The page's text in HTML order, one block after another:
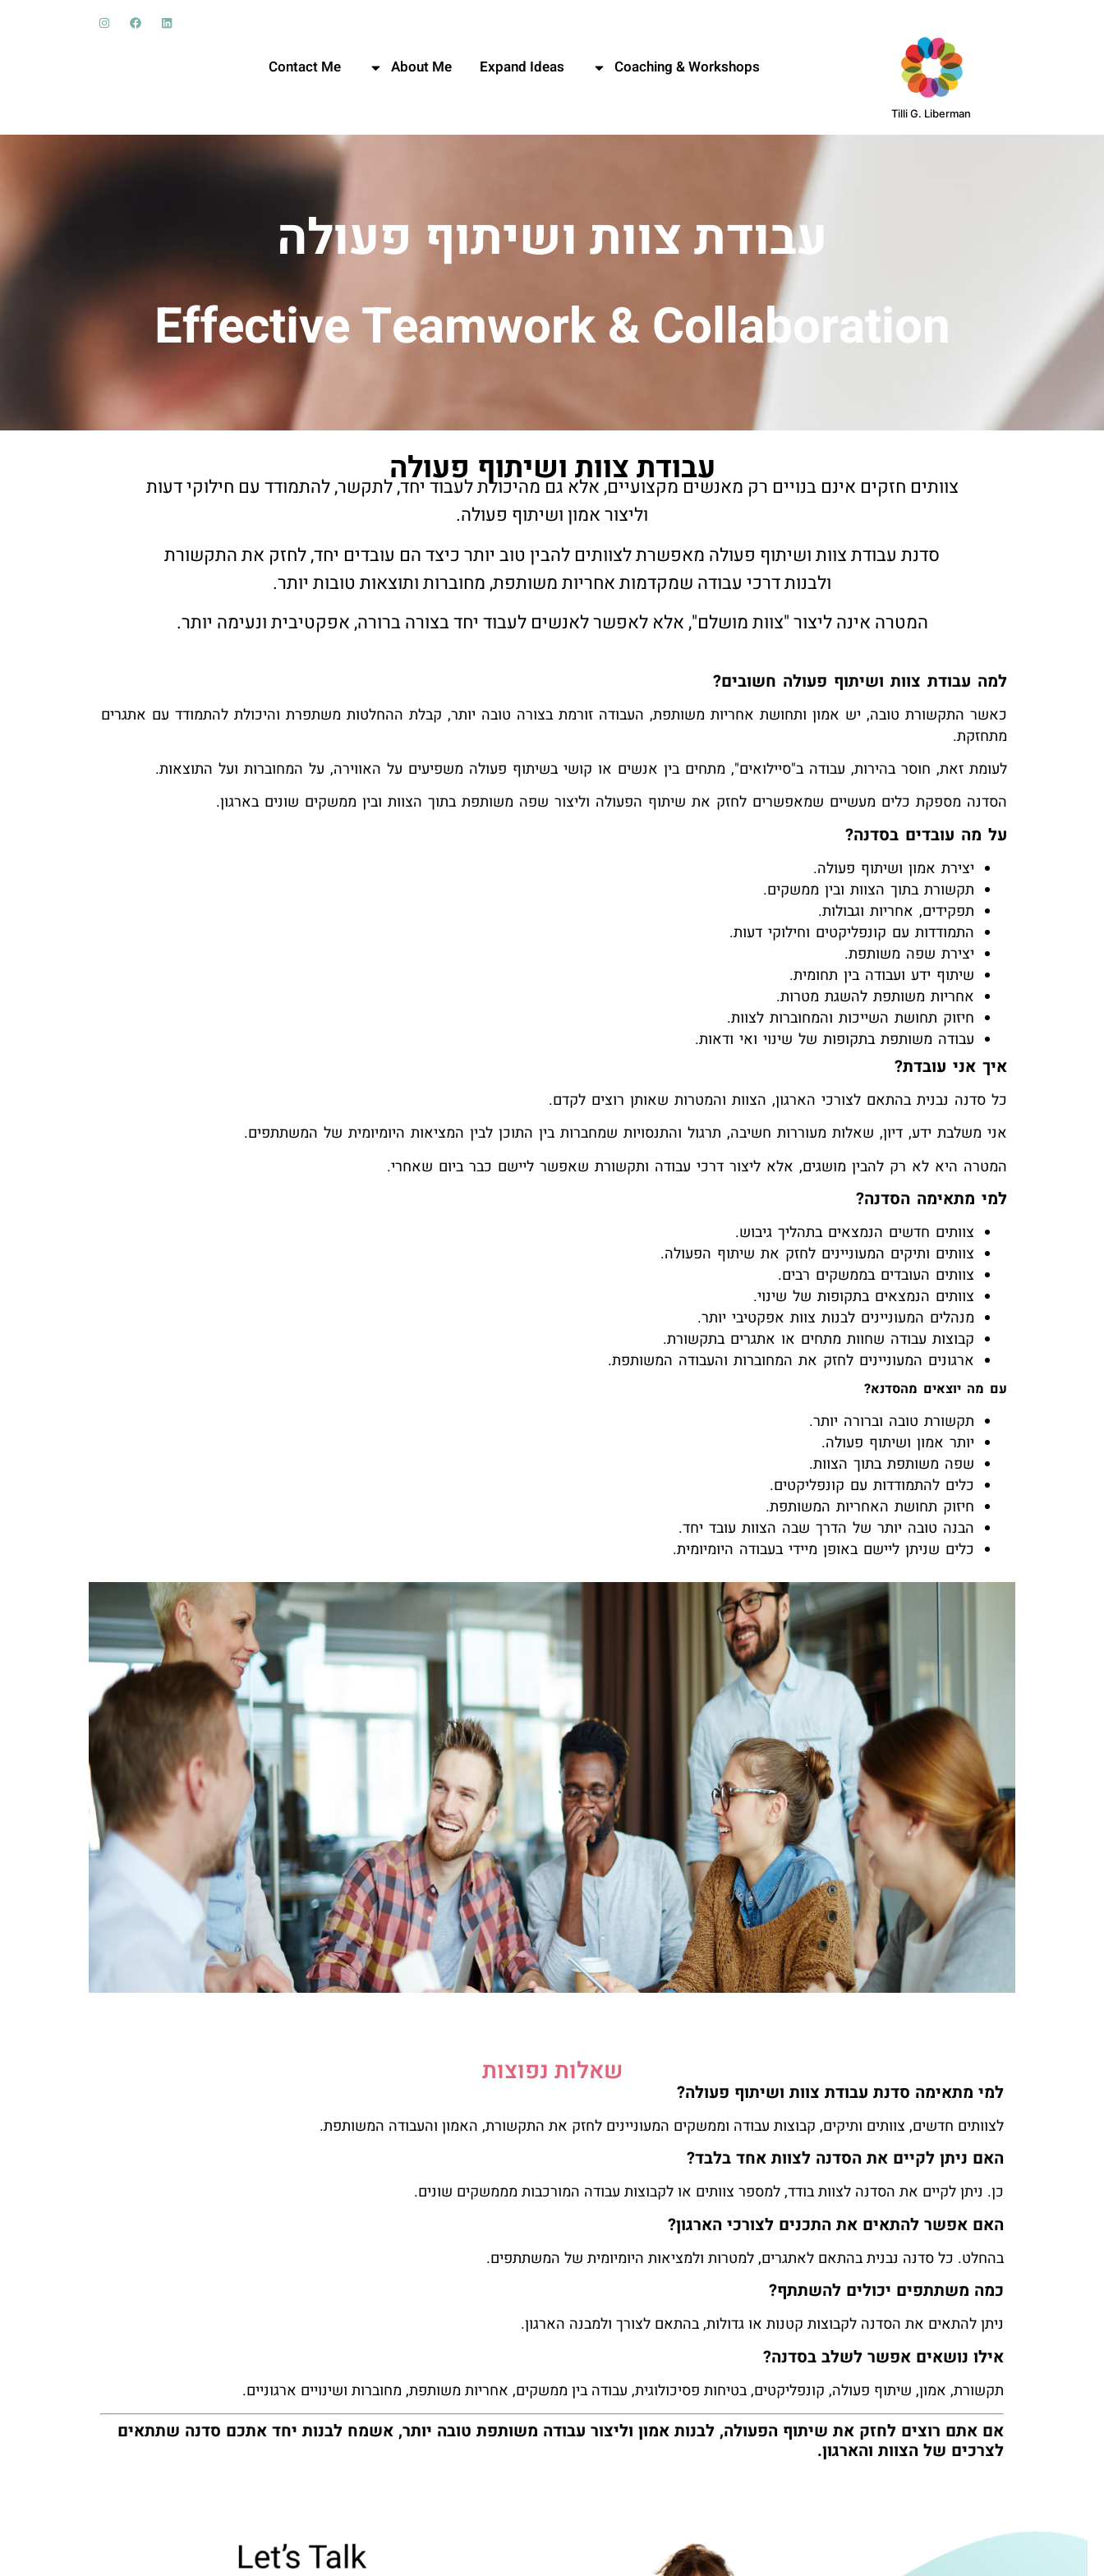
Tilli G. Liberman
Coaching & Workshops
Expand Ideas
About Me
Contact Me
עבודת צוות ושיתוף פעולה
Effective Teamwork & Collaboration
עבודת צוות ושיתוף פעולה
צוותים חזקים אינם בנויים רק מאנשים מקצועיים, אלא גם מהיכולת לעבוד יחד, לתקשר, להתמודד עם חילוקי דעות
וליצור אמון ושיתוף פעולה.
סדנת עבודת צוות ושיתוף פעולה מאפשרת לצוותים להבין טוב יותר כיצד הם עובדים יחד, לחזק את התקשורת
ולבנות דרכי עבודה שמקדמות אחריות משותפת, מחוברות ותוצאות טובות יותר.
המטרה אינה ליצור "צוות מושלם", אלא לאפשר לאנשים לעבוד יחד בצורה ברורה, אפקטיבית ונעימה יותר.
למה עבודת צוות ושיתוף פעולה חשובים?
כאשר התקשורת טובה, יש אמון ותחושת אחריות משותפת, העבודה זורמת בצורה טובה יותר, קבלת ההחלטות משתפרת והיכולת להתמודד עם אתגרים
מתחזקת.
לעומת זאת, חוסר בהירות, עבודה ב"סיילואים", מתחים בין אנשים או קושי בשיתוף פעולה משפיעים על האווירה, על המחוברות ועל התוצאות.
הסדנה מספקת כלים מעשיים שמאפשרים לחזק את שיתוף הפעולה וליצור שפה משותפת בתוך הצוות ובין ממשקים שונים בארגון.
על מה עובדים בסדנה?
יצירת אמון ושיתוף פעולה.
תקשורת בתוך הצוות ובין ממשקים.
תפקידים, אחריות וגבולות.
התמודדות עם קונפליקטים וחילוקי דעות.
יצירת שפה משותפת.
שיתוף ידע ועבודה בין תחומית.
אחריות משותפת להשגת מטרות.
חיזוק תחושת השייכות והמחוברות לצוות.
עבודה משותפת בתקופות של שינוי ואי ודאות.
איך אני עובדת?
כל סדנה נבנית בהתאם לצורכי הארגון, הצוות והמטרות שאותן רוצים לקדם.
אני משלבת ידע, דיון, שאלות מעוררות חשיבה, תרגול והתנסויות שמחברות בין התוכן לבין המציאות היומיומית של המשתתפים.
המטרה היא לא רק להבין מושגים, אלא ליצור דרכי עבודה ותקשורת שאפשר ליישם כבר ביום שאחרי.
למי מתאימה הסדנה?
צוותים חדשים הנמצאים בתהליך גיבוש.
צוותים ותיקים המעוניינים לחזק את שיתוף הפעולה.
צוותים העובדים בממשקים רבים.
צוותים הנמצאים בתקופות של שינוי.
מנהלים המעוניינים לבנות צוות אפקטיבי יותר.
קבוצות עבודה שחוות מתחים או אתגרים בתקשורת.
ארגונים המעוניינים לחזק את המחוברות והעבודה המשותפת.
עם מה יוצאים מהסדנא?
תקשורת טובה וברורה יותר.
יותר אמון ושיתוף פעולה.
שפה משותפת בתוך הצוות.
כלים להתמודדות עם קונפליקטים.
חיזוק תחושת האחריות המשותפת.
הבנה טובה יותר של הדרך שבה הצוות עובד יחד.
כלים שניתן ליישם באופן מיידי בעבודה היומיומית.
שאלות נפוצות
למי מתאימה סדנת עבודת צוות ושיתוף פעולה?
לצוותים חדשים, צוותים ותיקים, קבוצות עבודה וממשקים המעוניינים לחזק את התקשורת, האמון והעבודה המשותפת.
האם ניתן לקיים את הסדנה לצוות אחד בלבד?
כן. ניתן לקיים את הסדנה לצוות בודד, למספר צוותים או לקבוצות עבודה המורכבות מממשקים שונים.
האם אפשר להתאים את התכנים לצורכי הארגון?
בהחלט. כל סדנה נבנית בהתאם לאתגרים, למטרות ולמציאות היומיומית של המשתתפים.
כמה משתתפים יכולים להשתתף?
ניתן להתאים את הסדנה לקבוצות קטנות או גדולות, בהתאם לצורך ולמבנה הארגון.
אילו נושאים אפשר לשלב בסדנה?
תקשורת, אמון, שיתוף פעולה, קונפליקטים, בטיחות פסיכולוגית, עבודה בין ממשקים, אחריות משותפת, מחוברות ושינויים ארגוניים.
אם אתם רוצים לחזק את שיתוף הפעולה, לבנות אמון וליצור עבודה משותפת טובה יותר, אשמח לבנות יחד אתכם סדנה שתתאים
לצרכים של הצוות והארגון.